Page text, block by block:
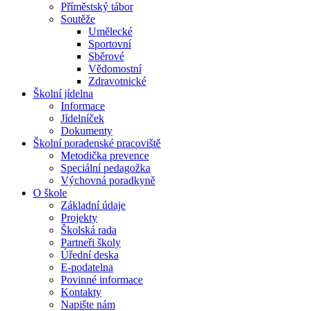
Příměstský tábor
Soutěže
Umělecké
Sportovní
Sběrové
Vědomostní
Zdravotnické
Školní jídelna
Informace
Jídelníček
Dokumenty
Školní poradenské pracoviště
Metodička prevence
Speciální pedagožka
Výchovná poradkyně
O škole
Základní údaje
Projekty
Školská rada
Partneři školy
Úřední deska
E-podatelna
Povinné informace
Kontakty
Napište nám